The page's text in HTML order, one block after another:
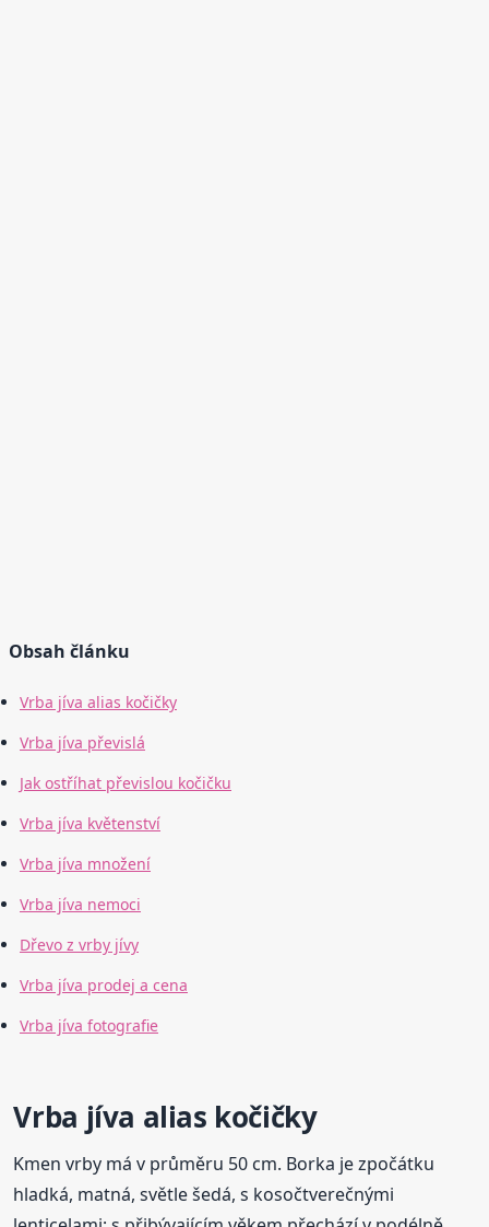
Obsah článku
Vrba jíva alias kočičky
Vrba jíva převislá
Jak ostříhat převislou kočičku
Vrba jíva květenství
Vrba jíva množení
Vrba jíva nemoci
Dřevo z vrby jívy
Vrba jíva prodej a cena
Vrba jíva fotografie
Vrba jíva alias kočičky
Kmen vrby má v průměru 50 cm. Borka je zpočátku
hladká, matná, světle šedá, s kosočtverečnými